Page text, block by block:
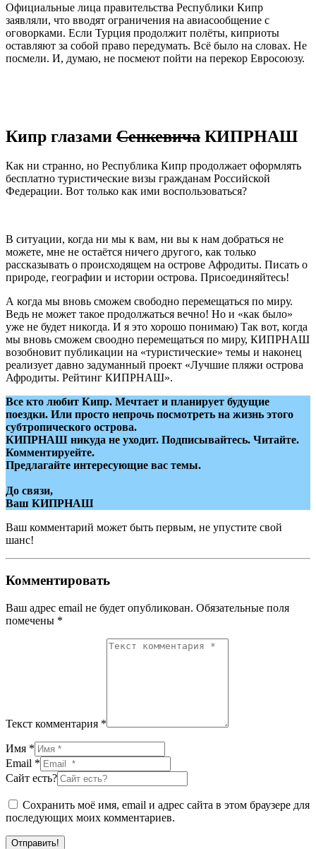
Официальные лица правительства Республики Кипр
заявляли, что вводят ограничения на авиасообщение с
оговорками. Если Турция продолжит полёты, киприоты
оставляют за собой право передумать. Всё было на словах. Не
посмели. И, думаю, не посмеют пойти на перекор Евросоюзу.
Кипр глазами Сенкевича КИПРНАШ
Как ни странно, но Республика Кипр продолжает оформлять
бесплатно туристические визы гражданам Российской
Федерации. Вот только как ими воспользоваться?
В ситуации, когда ни мы к вам, ни вы к нам добраться не
можете, мне не остаётся ничего другого, как только
рассказывать о происходящем на острове Афродиты. Писать о
природе, географии и истории острова. Присоединяйтесь!
А когда мы вновь сможем свободно перемещаться по миру.
Ведь не может такое продолжаться вечно! Но и «как было»
уже не будет никогда. И я это хорошо понимаю) Так вот, когда
мы вновь сможем своодно перемещаться по миру, КИПРНАШ
возобновит публикации на «туристические» темы и наконец
реализует давно задуманный проект «Лучшие пляжи острова
Афродиты. Рейтинг КИПРНАШ».
Все кто любит Кипр. Мечтает и планирует будущие
поездки. Или просто непрочь посмотреть на жизнь этого
субтропического острова.
КИПРНАШ никуда не уходит. Подписывайтесь. Читайте.
Комментируейте.
Предлагайте интересующие вас темы.
До связи,
Ваш КИПРНАШ
Ваш комментарий может быть первым, не упустите свой
шанс!
Комментировать
Ваш адрес email не будет опубликован. Обязательные поля
помечены *
Текст комментария *
Имя *
Email *
Сайт есть?
Сохранить моё имя, email и адрес сайта в этом браузере для
последующих моих комментариев.
Отправить!